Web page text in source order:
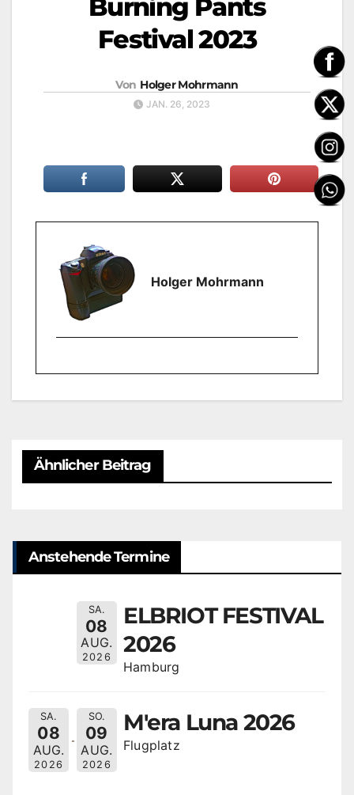
Burning Pants
Festival 2023
Von Holger Mohrmann
JAN. 26, 2023
Holger Mohrmann
Ähnlicher Beitrag
Anstehende Termine
SA.
08
AUG.
2026
ELBRIOT FESTIVAL
2026
Hamburg
SA.
08
AUG.
2026
SO.
09
AUG.
2026
M'era Luna 2026
Flugplatz